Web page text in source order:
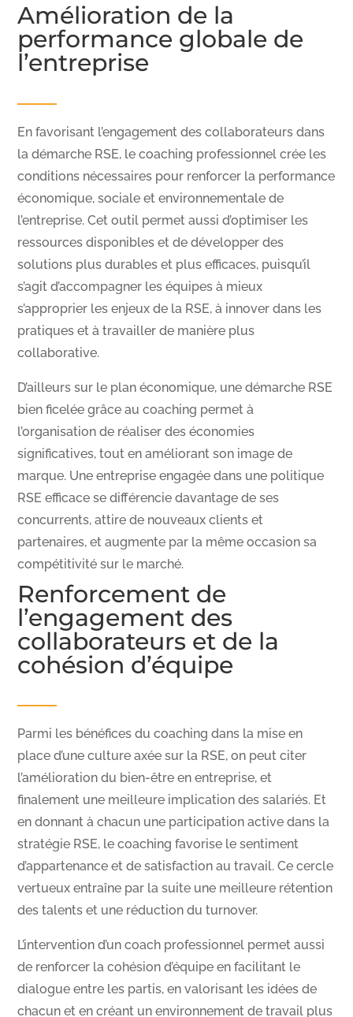
Amélioration de la
performance globale de
l’entreprise
En favorisant l’engagement des collaborateurs dans
la démarche RSE, le coaching professionnel crée les
conditions nécessaires pour renforcer la performance
économique, sociale et environnementale de
l’entreprise. Cet outil permet aussi d’optimiser les
ressources disponibles et de développer des
solutions plus durables et plus efficaces, puisqu’il
s’agit d’accompagner les équipes à mieux
s’approprier les enjeux de la RSE, à innover dans les
pratiques et à travailler de manière plus
collaborative.
D’ailleurs sur le plan économique, une démarche RSE
bien ficelée grâce au coaching permet à
l’organisation de réaliser des économies
significatives, tout en améliorant son image de
marque. Une entreprise engagée dans une politique
RSE efficace se différencie davantage de ses
concurrents, attire de nouveaux clients et
partenaires, et augmente par la même occasion sa
compétitivité sur le marché.
Renforcement de
l’engagement des
collaborateurs et de la
cohésion d’équipe
Parmi les bénéfices du coaching dans la mise en
place d’une culture axée sur la RSE, on peut citer
l’amélioration du bien-être en entreprise, et
finalement une meilleure implication des salariés. Et
en donnant à chacun une participation active dans la
stratégie RSE, le coaching favorise le sentiment
d’appartenance et de satisfaction au travail. Ce cercle
vertueux entraîne par la suite une meilleure rétention
des talents et une réduction du turnover.
L’intervention d’un coach professionnel permet aussi
de renforcer la cohésion d’équipe en facilitant le
dialogue entre les partis, en valorisant les idées de
chacun et en créant un environnement de travail plus